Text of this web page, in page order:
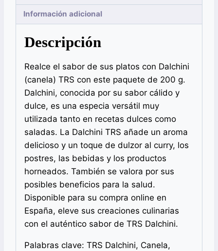
Información adicional
Descripción
Realce el sabor de sus platos con Dalchini
(canela) TRS con este paquete de 200 g.
Dalchini, conocida por su sabor cálido y
dulce, es una especia versátil muy
utilizada tanto en recetas dulces como
saladas. La Dalchini TRS añade un aroma
delicioso y un toque de dulzor al curry, los
postres, las bebidas y los productos
horneados. También se valora por sus
posibles beneficios para la salud.
Disponible para su compra online en
España, eleve sus creaciones culinarias
con el auténtico sabor de TRS Dalchini.
Palabras clave: TRS Dalchini, Canela,